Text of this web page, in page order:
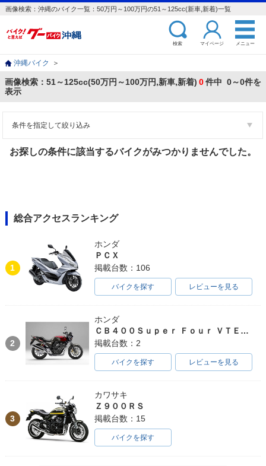
画像検索：沖縄のバイク一覧：50万円～100万円の51～125cc(新車,新着)一覧
検索 マイページ メニュー
沖縄バイク ＞
画像検索：51～125cc(50万円～100万円,新車,新着) 0件中 0～0件を
表示
条件を指定して絞り込み
お探しの条件に該当するバイクがみつかりませんでした。
総合アクセスランキング
1
ホンダ
ＰＣＸ
掲載台数：106
バイクを探す レビューを見る
2
ホンダ
ＣＢ４００Ｓｕｐｅｒ Ｆｏｕｒ ＶＴＥＣ ＳＰＥＣ３
掲載台数：2
バイクを探す レビューを見る
3
カワサキ
Ｚ９００ＲＳ
掲載台数：15
バイクを探す